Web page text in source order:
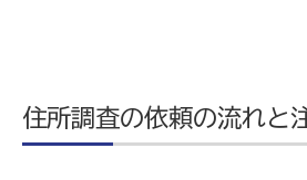
住所調査の依頼の流れと